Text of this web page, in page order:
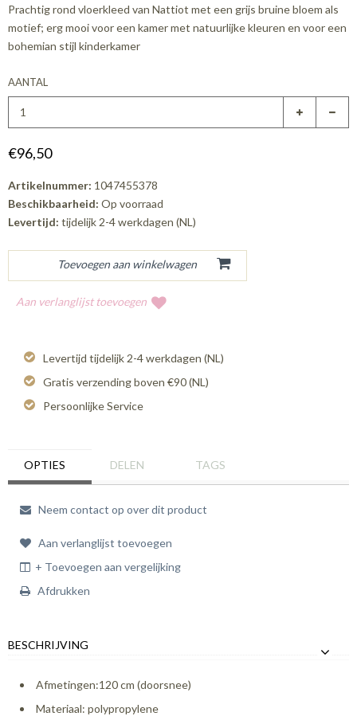
Prachtig rond vloerkleed van Nattiot met een grijs bruine bloem als
motief; erg mooi voor een kamer met natuurlijke kleuren en voor een
bohemian stijl kinderkamer
AANTAL
€96,50
Artikelnummer: 1047455378
Beschikbaarheid: Op voorraad
Levertijd: tijdelijk 2-4 werkdagen (NL)
Aan verlanglijst toevoegen
Levertijd tijdelijk 2-4 werkdagen (NL)
Gratis verzending boven €90 (NL)
Persoonlijke Service
OPTIES DELEN TAGS
Neem contact op over dit product
Aan verlanglijst toevoegen
+ Toevoegen aan vergelijking
Afdrukken
BESCHRIJVING
Afmetingen:120 cm (doorsnee)
Materiaal: polypropylene